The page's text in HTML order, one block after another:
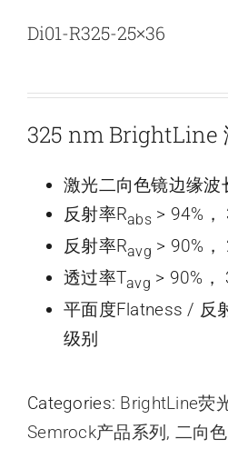
联系我们
Di01-R325-25×36
325 nm BrightLine
激光二向色镜边缘波
反射率Rabs > 94%
反射率Ravg > 90%
透过率Tavg > 90%
平面度Flatness / 反
级别
Categories: BrightLine荧
Semrock产品系列 , 二向